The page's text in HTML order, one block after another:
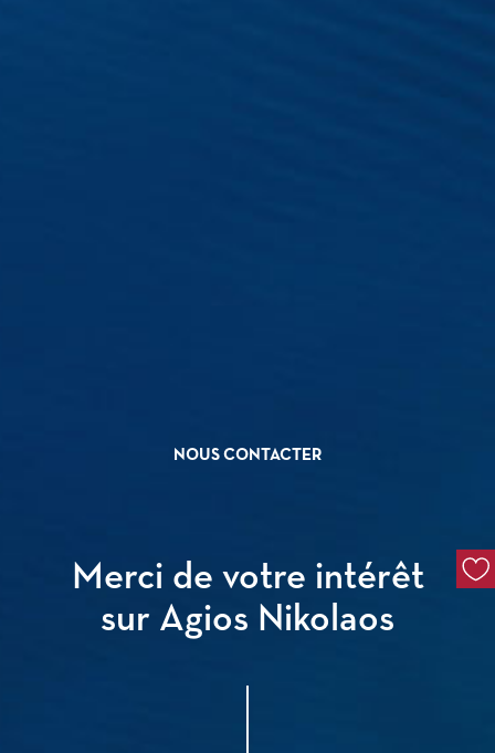
NOUS CONTACTER
Merci de votre intérêt
sur Agios Nikolaos